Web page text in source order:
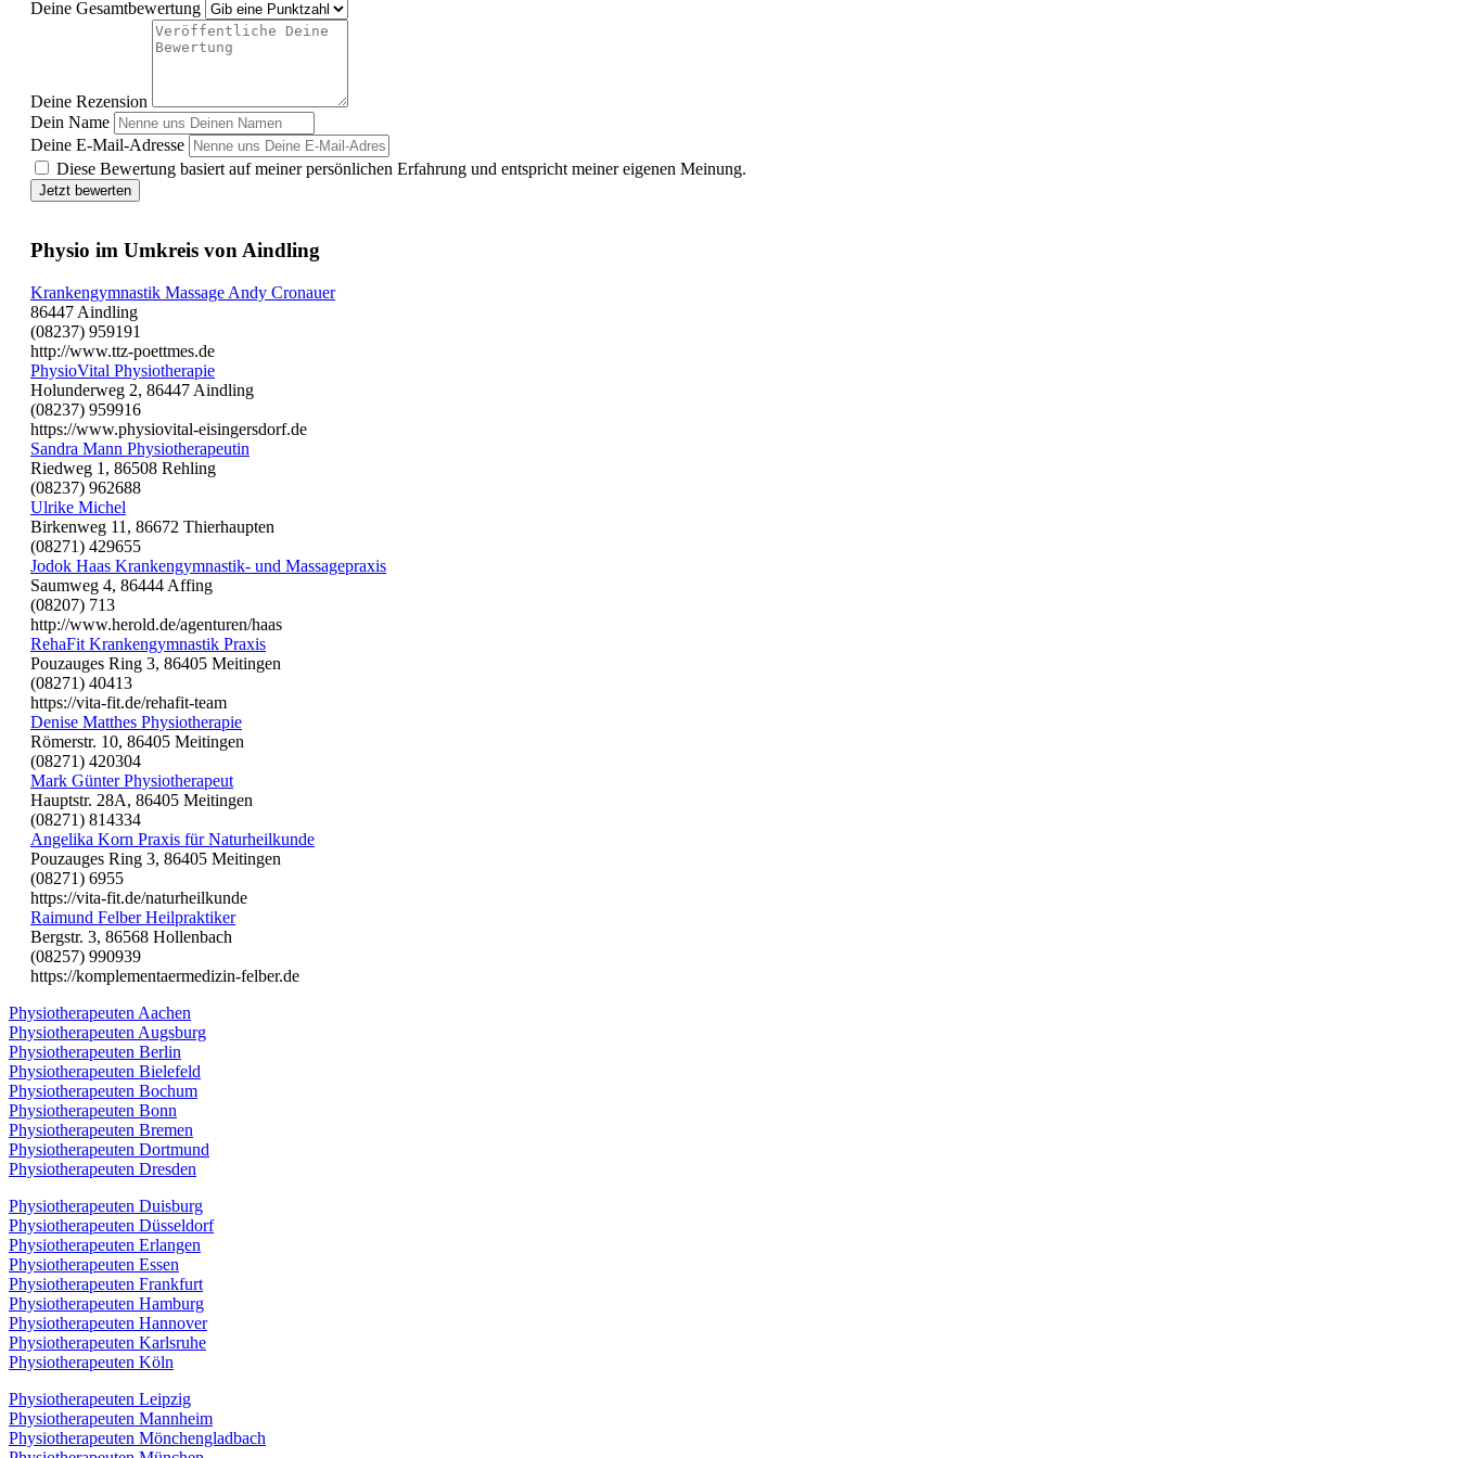
Deine Gesamtbewertung
Deine Rezension
Dein Name
Deine E-Mail-Adresse
Diese Bewertung basiert auf meiner persönlichen Erfahrung und entspricht meiner eigenen Meinung.
Jetzt bewerten
Physio im Umkreis von Aindling
Krankengymnastik Massage Andy Cronauer
86447 Aindling
(08237) 959191
http://www.ttz-poettmes.de
PhysioVital Physiotherapie
Holunderweg 2, 86447 Aindling
(08237) 959916
https://www.physiovital-eisingersdorf.de
Sandra Mann Physiotherapeutin
Riedweg 1, 86508 Rehling
(08237) 962688
Ulrike Michel
Birkenweg 11, 86672 Thierhaupten
(08271) 429655
Jodok Haas Krankengymnastik- und Massagepraxis
Saumweg 4, 86444 Affing
(08207) 713
http://www.herold.de/agenturen/haas
RehaFit Krankengymnastik Praxis
Pouzauges Ring 3, 86405 Meitingen
(08271) 40413
https://vita-fit.de/rehafit-team
Denise Matthes Physiotherapie
Römerstr. 10, 86405 Meitingen
(08271) 420304
Mark Günter Physiotherapeut
Hauptstr. 28A, 86405 Meitingen
(08271) 814334
Angelika Korn Praxis für Naturheilkunde
Pouzauges Ring 3, 86405 Meitingen
(08271) 6955
https://vita-fit.de/naturheilkunde
Raimund Felber Heilpraktiker
Bergstr. 3, 86568 Hollenbach
(08257) 990939
https://komplementaermedizin-felber.de
Physiotherapeuten Aachen
Physiotherapeuten Augsburg
Physiotherapeuten Berlin
Physiotherapeuten Bielefeld
Physiotherapeuten Bochum
Physiotherapeuten Bonn
Physiotherapeuten Bremen
Physiotherapeuten Dortmund
Physiotherapeuten Dresden
Physiotherapeuten Duisburg
Physiotherapeuten Düsseldorf
Physiotherapeuten Erlangen
Physiotherapeuten Essen
Physiotherapeuten Frankfurt
Physiotherapeuten Hamburg
Physiotherapeuten Hannover
Physiotherapeuten Karlsruhe
Physiotherapeuten Köln
Physiotherapeuten Leipzig
Physiotherapeuten Mannheim
Physiotherapeuten Mönchengladbach